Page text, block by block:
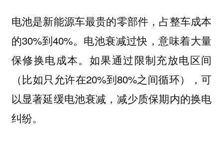
电池是新能源车最贵的零部件，占整车成本
的30%到40%。电池衰减过快，意味着大量
保修换电成本。如果通过限制充放电区间
（比如只允许在20%到80%之间循环），可
以显著延缓电池衰减，减少质保期内的换电
纠纷。